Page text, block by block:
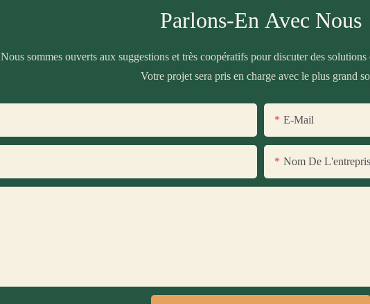
Parlons-En Avec Nous
Nous sommes ouverts aux suggestions et très coopératifs pour discuter des
Votre projet sera pris en charge avec le plus grand
E-Mail
Nom De